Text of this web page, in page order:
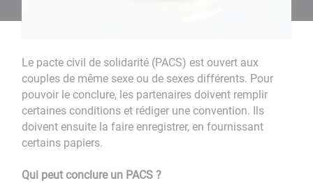
Le pacte civil de solidarité (PACS) est ouvert aux
couples de même sexe ou de sexes différents. Pour
pouvoir le conclure, les partenaires doivent remplir
certaines conditions et rédiger une convention. Ils
doivent ensuite la faire enregistrer, en fournissant
certains papiers.
Qui peut conclure un PACS ?